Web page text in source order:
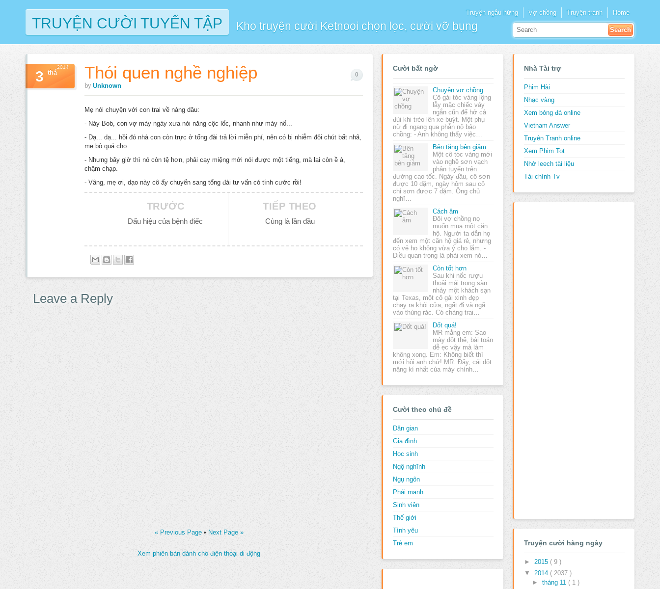
TRUYỆN CƯỜI TUYỂN TẬP Kho truyện cười Ketnooi chọn lọc, cười vỡ bụng
Truyện ngẫu hứng Vợ chồng Truyện tranh Home
Thói quen nghề nghiệp
by Unknown
3 thá
2014
0
Mẹ nói chuyện với con trai về nàng dâu:
- Này Bob, con vợ mày ngày xưa nói năng cộc lốc, nhanh như máy nổ...
- Dạ... dạ... hồi đó nhà con còn trực ở tổng đài trả lời miễn phí, nên có bị nhiễm đôi chút bất nhã,
mẹ bỏ quá cho.
- Nhưng bây giờ thì nó còn tệ hơn, phải cạy miệng mới nói được một tiếng, mà lại còn ề à,
chậm chạp.
- Vâng, mẹ ơi, dạo này cô ấy chuyển sang tổng đài tư vấn có tính cước rồi!
TIẾP THEO
Cùng là lần đầu
TRƯỚC
Dấu hiệu của bệnh điếc
Leave a Reply
« Previous Page • Next Page »
Xem phiên bản dành cho điện thoại di động
Cười bất ngờ
Chuyện vợ chồng
Cô gái tóc vàng lộng
lẫy mặc chiếc váy
ngắn cũn để hở cả
đùi khi trèo lên xe buýt. Một phụ
nữ đi ngang qua phẫn nộ bảo
chồng: - Anh không thấy việc…
Bên tăng bên giảm
Một cô tóc vàng mới
vào nghề sơn vạch
phân tuyến trên
đường cao tốc. Ngày đầu, cô sơn
được 10 dặm, ngày hôm sau cô
chỉ sơn được 7 dặm. Ông chủ
nghĩ…
Cách âm
Đôi vợ chồng nọ
muốn mua một căn
hộ. Người ta dẫn họ
đến xem một căn hộ giá rẻ, nhưng
có vẻ họ không vừa ý cho lắm. -
Điều quan trọng là phải xem nó…
Còn tốt hơn
Sau khi nốc rượu
thoải mái trong sàn
nhảy một khách sạn
tại Texas, một cô gái xinh đẹp
chạy ra khỏi cửa, ngất đi và ngã
vào thùng rác. Có chàng trai…
Dốt quá!
MR mắng em: Sao
mày dốt thế, bài toán
dễ ẹc vậy mà làm
không xong. Em: Không biết thì
mới hỏi anh chứ! MR: Đấy, cái dốt
nặng kí nhất của mày chính…
Cười theo chủ đề
Dân gian
Gia đình
Học sinh
Ngộ nghĩnh
Ngụ ngôn
Phái mạnh
Sinh viên
Thế giới
Tình yêu
Trẻ em
Nhà Tài trợ
Phim Hài
Nhạc vàng
Xem bóng đá online
Vietnam Answer
Truyên Tranh online
Xem Phim Tot
Nhờ leech tài liệu
Tài chính Tv
Truyện cười hàng ngày
► 2015 ( 9 )
▼ 2014 ( 2037 )
► tháng 11 ( 1 )